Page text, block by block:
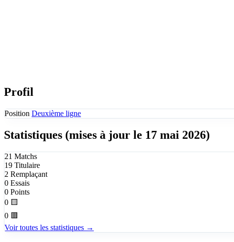
Profil
Position Deuxième ligne
Statistiques (mises à jour le 17 mai 2026)
21 Matchs
19 Titulaire
2 Remplaçant
0 Essais
0 Points
0 🟨
0 🟥
Voir toutes les statistiques →